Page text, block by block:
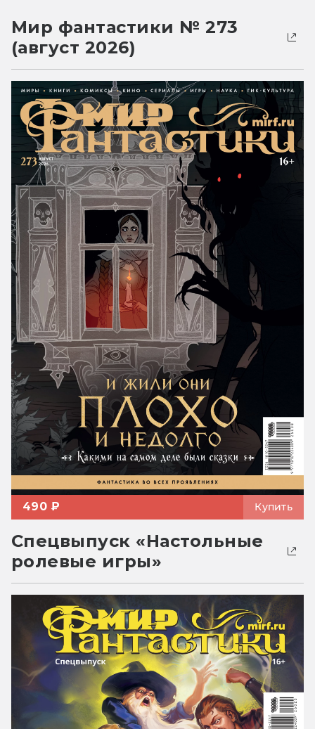
Мир фантастики № 273
(август 2026)
490 ₽ Купить
Спецвыпуск «Настольные
ролевые игры»